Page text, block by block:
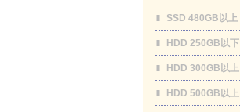
SSD 480GB以上
HDD 250GB以下
HDD 300GB以上
HDD 500GB以上